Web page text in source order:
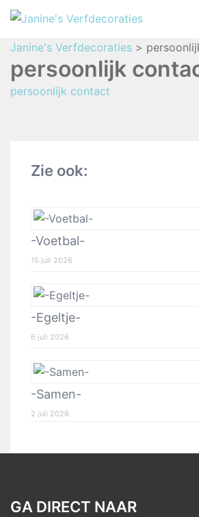
Janine's Verfdecoraties >
persoonlijk
persoonlijk contact
Zie ook:
-Voetbal-
15 juli 2026
-Egeltje-
6 juli 2026
-Samen-
2 juli 2026
GA DIRECT NAAR